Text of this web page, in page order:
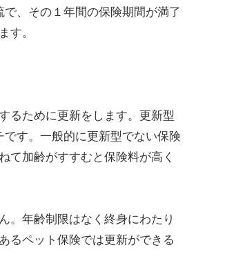
、その１年間の保険期間が満了
す。
るために更新をします。更新型
す。一般的に更新型でない保険
て加齢がすすむと保険料が高く
。年齢制限はなく終身にわたり
るペット保険では更新ができる